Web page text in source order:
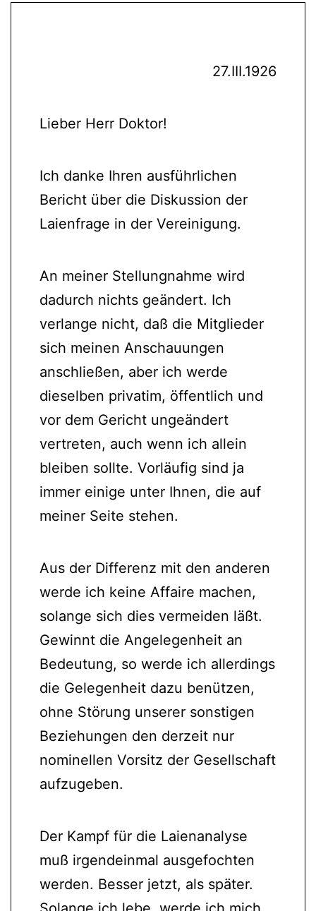
27.III.1926
Lieber Herr Doktor!
Ich danke Ihren ausführlichen
Bericht über die Diskussion der
Laienfrage in der Vereinigung.
An meiner Stellungnahme wird
dadurch nichts geändert. Ich
verlange nicht, daß die Mitglieder
sich meinen Anschauungen
anschließen, aber ich werde
dieselben privatim, öffentlich und
vor dem Gericht ungeändert
vertreten, auch wenn ich allein
bleiben sollte. Vorläufig sind ja
immer einige unter Ihnen, die auf
meiner Seite stehen.
Aus der Differenz mit den anderen
werde ich keine Affaire machen,
solange sich dies vermeiden läßt.
Gewinnt die Angelegenheit an
Bedeutung, so werde ich allerdings
die Gelegenheit dazu benützen,
ohne Störung unserer sonstigen
Beziehungen den derzeit nur
nominellen Vorsitz der Gesellschaft
aufzugeben.
Der Kampf für die Laienanalyse
muß irgendeinmal ausgefochten
werden. Besser jetzt, als später.